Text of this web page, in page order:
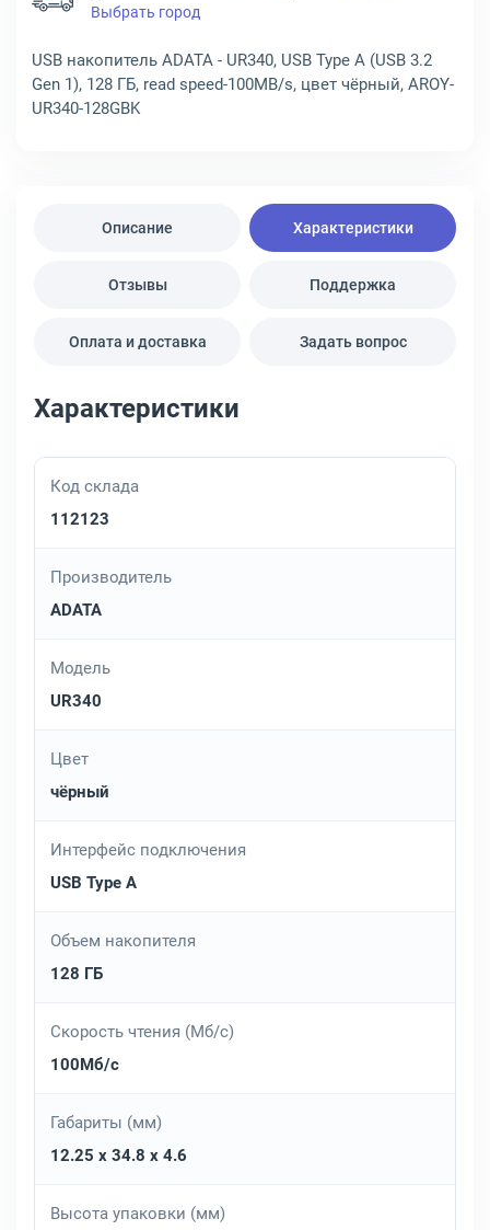
Выбрать город
USB накопитель ADATA - UR340, USB Type A (USB 3.2
Gen 1), 128 ГБ, read speed-100MB/s, цвет чёрный, AROY-
UR340-128GBK
Описание Характеристики
Отзывы Поддержка
Оплата и доставка Задать вопрос
Характеристики
Код склада
112123
Производитель
ADATA
Модель
UR340
Цвет
чёрный
Интерфейс подключения
USB Type A
Объем накопителя
128 ГБ
Скорость чтения (Мб/с)
100Мб/с
Габариты (мм)
12.25 x 34.8 x 4.6
Высота упаковки (мм)